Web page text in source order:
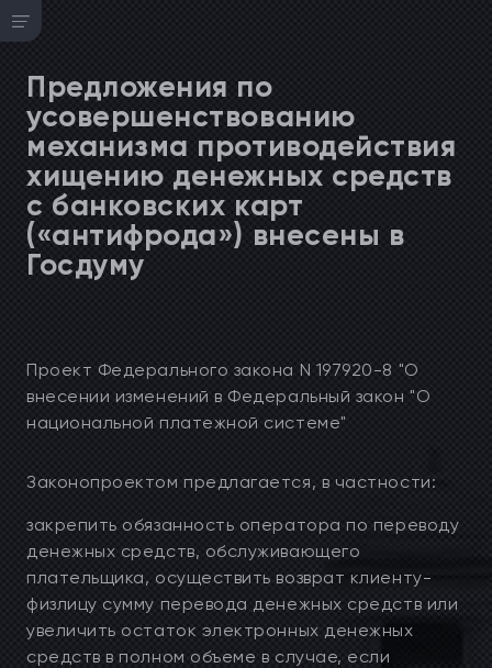
Предложения по
усовершенствованию
механизма противодействия
хищению денежных средств
с банковских карт
(«антифрода») внесены в
Госдуму
Проект Федерального закона N 197920-8 "О
внесении изменений в Федеральный закон "О
национальной платежной системе"
Законопроектом предлагается, в частности:
закрепить обязанность оператора по переводу
денежных средств, обслуживающего
плательщика, осуществить возврат клиенту-
физлицу сумму перевода денежных средств или
увеличить остаток электронных денежных
средств в полном объеме в случае, если